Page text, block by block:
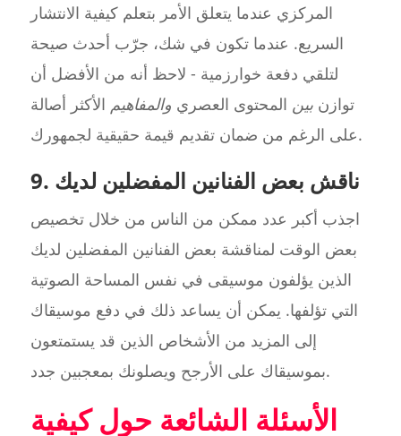
المركزي عندما يتعلق الأمر بتعلم كيفية الانتشار
السريع. عندما تكون في شك، جرّب أحدث صيحة
لتلقي دفعة خوارزمية - لاحظ أنه من الأفضل أن
توازنبين المحتوى العصري والمفاهيم الأكثر أصالة
على الرغم من ضمان تقديم قيمة حقيقية لجمهورك.
9. ناقش بعض الفنانين المفضلين لديك
اجذب أكبر عدد ممكن من الناس من خلال تخصيص
بعض الوقت لمناقشة بعض الفنانين المفضلين لديك
الذين يؤلفون موسيقى في نفس المساحة الصوتية
التي تؤلفها. يمكن أن يساعد ذلك في دفع موسيقاك
إلى المزيد من الأشخاص الذين قد يستمتعون
بموسيقاك على الأرجح ويصلونك بمعجبين جدد.
الأسئلة الشائعة حول كيفية